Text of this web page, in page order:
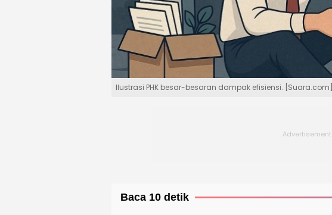
Ilustrasi PHK besar-besaran dampak efisiensi. [Suara.com]
Baca 10 detik